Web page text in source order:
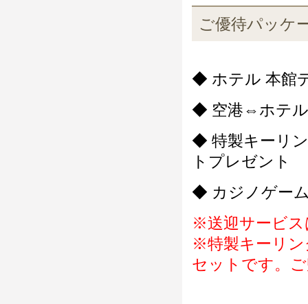
ご優待パッケ
◆ ホテル 本館
◆ 空港⇔ホテル
◆ 特製キーリ
トプレゼント
◆ カジノゲー
※送迎サービス
※特製キーリン
セットです。